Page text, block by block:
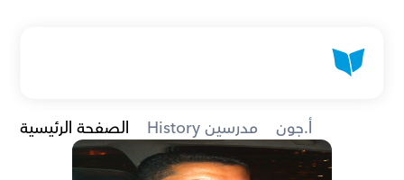
الصفحة الرئيسية History مدرسين أ.جون